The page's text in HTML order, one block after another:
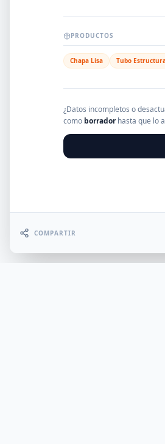
PRODUCTOS
Chapa Lisa Tubo
¿Datos incompletos o
como borradorhasta que lo
COMPARTIR